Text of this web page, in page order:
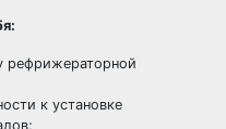
рефрижераторной
к установке